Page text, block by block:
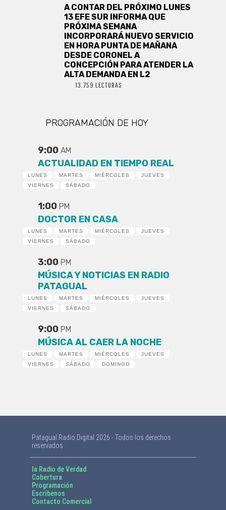
A CONTAR DEL PRÓXIMO LUNES
13 EFE SUR INFORMA QUE
PRÓXIMA SEMANA
INCORPORARÁ NUEVO SERVICIO
EN HORA PUNTA DE MAÑANA
DESDE CORONEL A
CONCEPCIÓN PARA ATENDER LA
ALTA DEMANDA EN L2
13.759 LECTURAS
PROGRAMACIÓN DE HOY
9:00 AM
ACTUALIDAD EN TIEMPO REAL
LUNES MARTES MIÉRCOLES
JUEVES
VIERNES
SÁBADO
1:00 PM
DOCTOR EN CASA
LUNES MARTES MIÉRCOLES
JUEVES
VIERNES
SÁBADO
3:00 PM
MÚSICA Y NOTICIAS EN RADIO
PATAGUAL
LUNES MARTES MIÉRCOLES
JUEVES
VIERNES
SÁBADO
9:00 PM
MÚSICA AL CAER LA NOCHE
LUNES MARTES MIÉRCOLES
JUEVES
VIERNES
SÁBADO DOMINGO
Patagual Radio Digital 2026 - Todos los derechos
reservados
la Radio de Verdad
Cobertura
Programación
Escríbenos
Contacto Comercial